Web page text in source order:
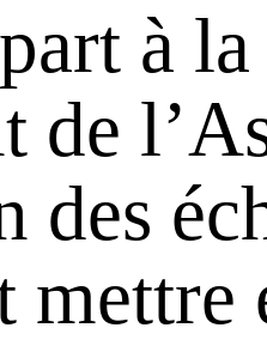
à
de
des
mettre